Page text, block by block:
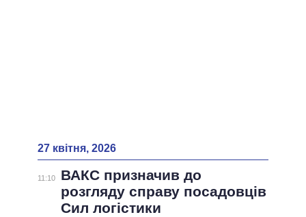
27 квітня, 2026
11:10
ВАКС призначив до
розгляду справу посадовців
Сил логістики